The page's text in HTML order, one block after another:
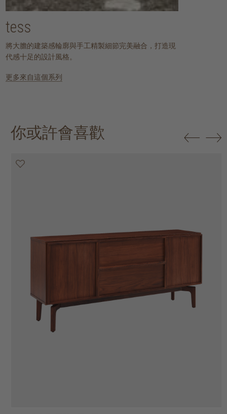
tess
將大膽的建築感輪廓與手工精製細節完美融合，打造現
代感十足的設計風格。
更多來自這個系列
你或許會喜歡